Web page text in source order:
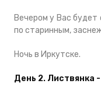
Вечером у Вас будет
по старинным,
Ночь в Иркутске.
День 2. Листвянка